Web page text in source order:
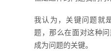
我认为，关键问题就
题，那么在面对这种
成为问题的关键。